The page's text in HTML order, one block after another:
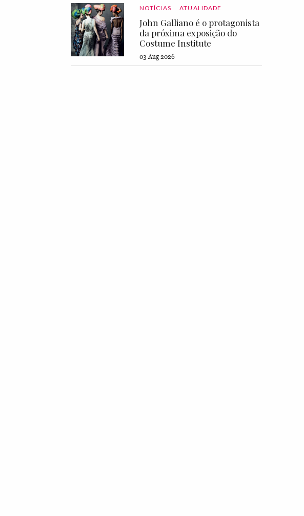
NOTÍCIAS ATUALIDADE
John Galliano é o protagonista
da próxima exposição do
Costume Institute
03 Aug 2026